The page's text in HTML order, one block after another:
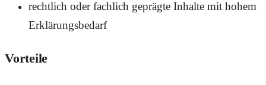
rechtlich oder fachlich geprägte Inhalte mit hohem
Erklärungsbedarf
Vorteile